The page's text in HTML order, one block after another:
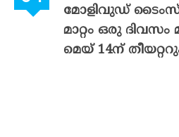
മോളിവുഡ് ടൈംസ്
മാറ്റം ഒരു
മെയ് 14ന്